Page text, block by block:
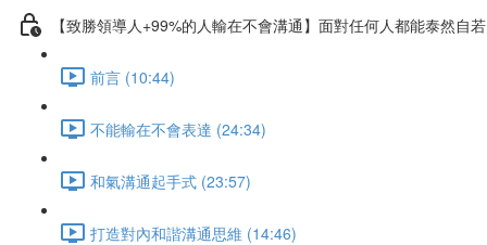
【致勝領導人+99%的人輸在不會溝通】面對任何人都能泰然自
前言 (10:44)
不能輸在不會表達 (24:34)
和氣溝通起手式 (23:57)
打造對內和諧溝通思維 (14:46)